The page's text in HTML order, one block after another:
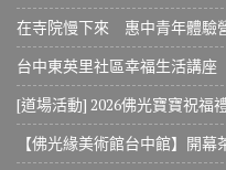
在寺院慢下來 惠中青年體驗
台中東英里社區幸福生活講
[道場活動] 2026佛光寶寶祝福
【佛光緣美術館台中館】開幕